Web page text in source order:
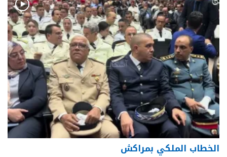
الخطاب الملكي بمراكش